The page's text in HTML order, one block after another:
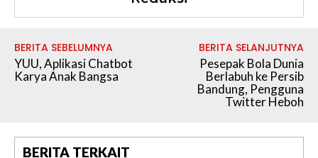
BERITA SEBELUMNYA
YUU, Aplikasi Chatbot
Karya Anak Bangsa
BERITA SELANJUTNYA
Pesepak Bola Dunia
Berlabuh ke Persib
Bandung, Pengguna
Twitter Heboh
BERITA TERKAIT